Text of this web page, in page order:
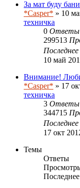
За мат буду
*Casper* » 10
техничка
0 Ответы
299513
10 май
Внимание!
*Casper* » 17
техничка
3 Ответы
344715
17 окт
Темы
Ответы